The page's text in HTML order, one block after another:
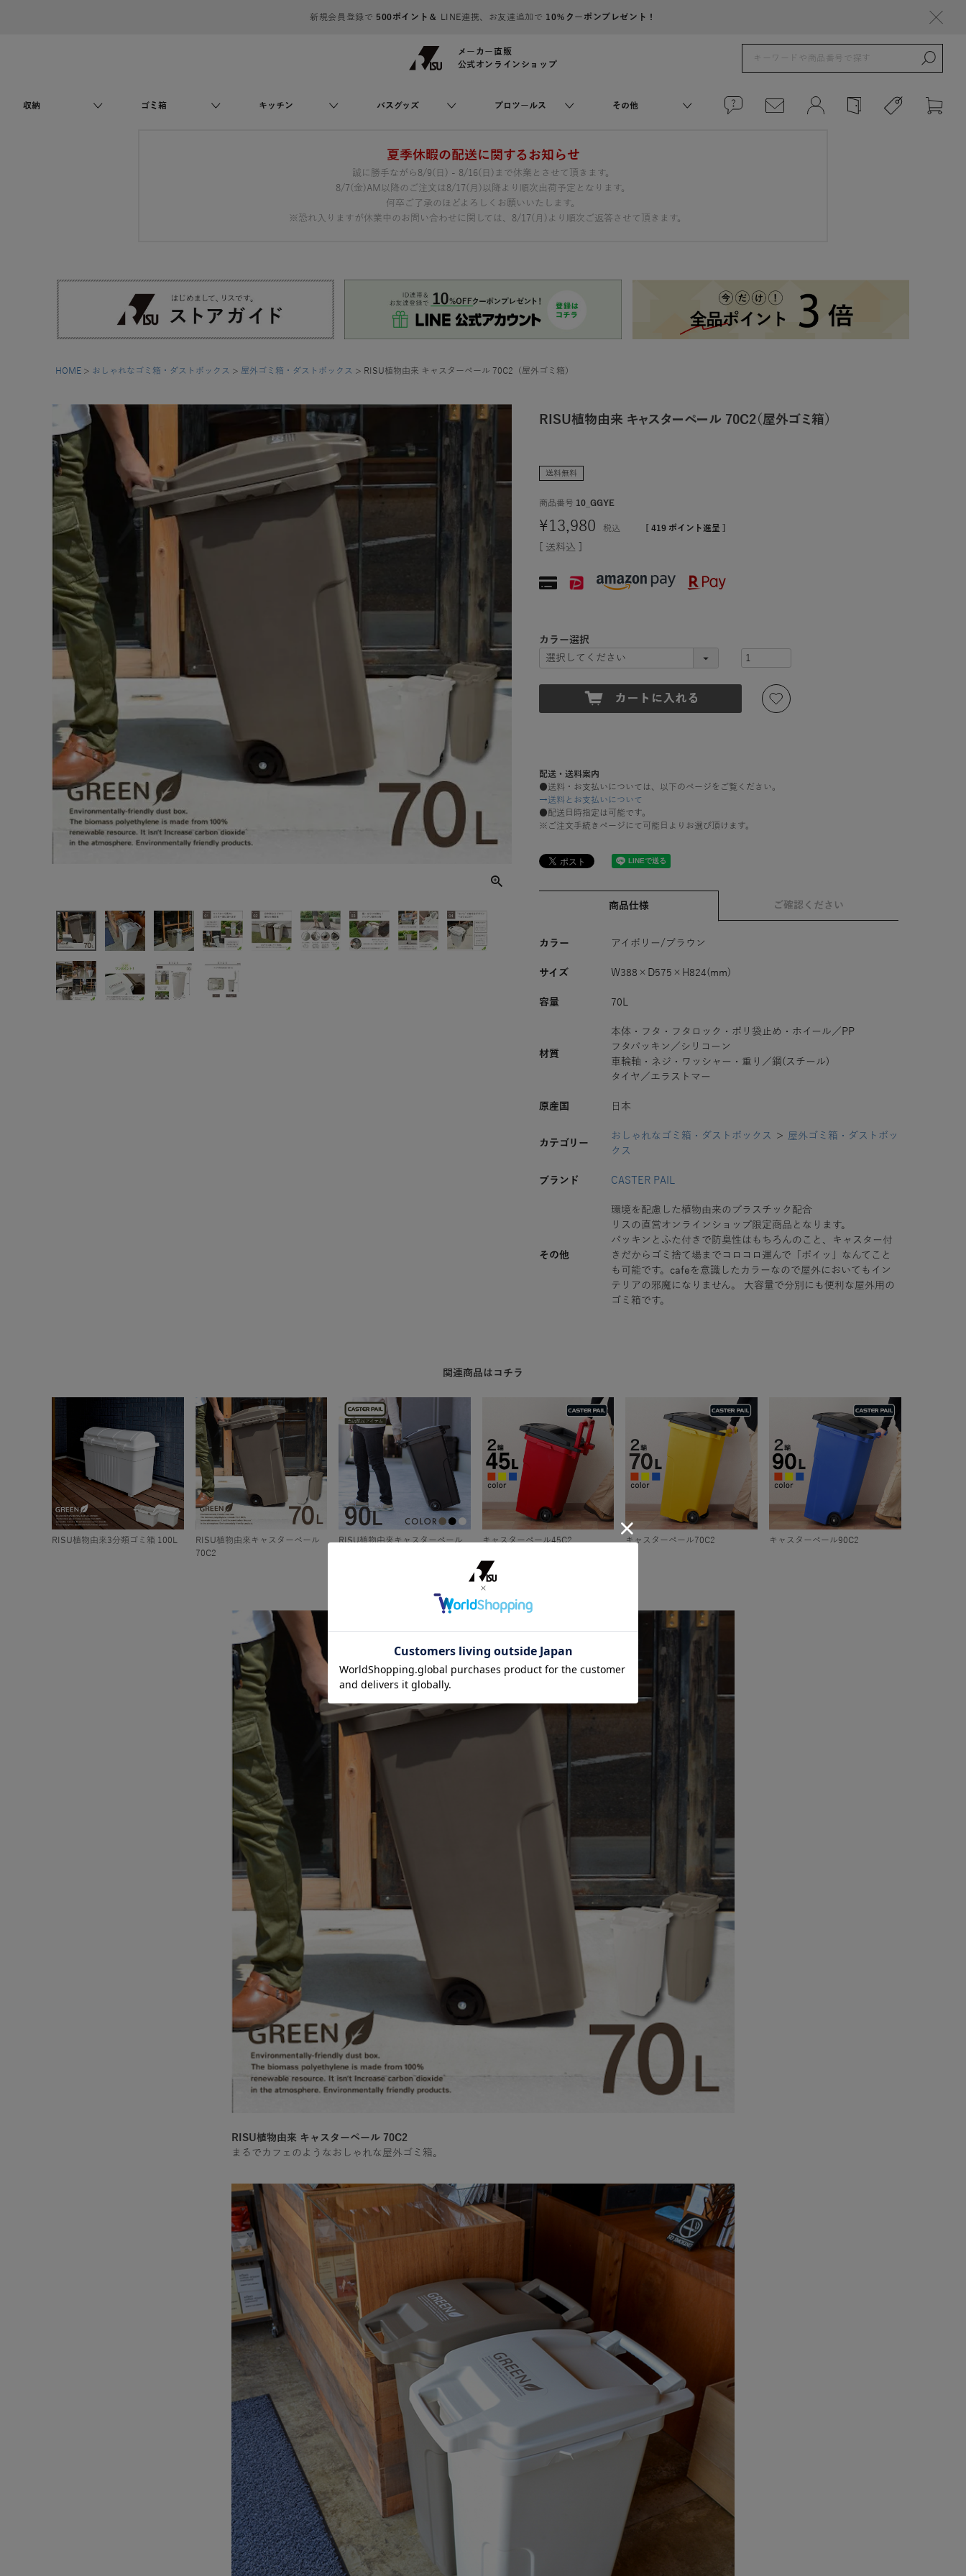
新規会員登録で 500ポイント＆ LINE連携、お友達追加で 10％クーポンプレゼント！
メーカー直販
公式オンラインショップ
収納 ゴミ箱 キッチン バスグッズ プロツールス その他
夏季休暇の配送に関するお知らせ
誠に勝手ながら8/9(日) - 8/16(日)まで休業とさせて頂きます。
8/7(金)AM以降のご注文は8/17(月)以降より順次出荷予定となります。
何卒ご了承のほどよろしくお願いいたします。
※恐れ入りますが休業中のお問い合わせに関しては、8/17(月)より順次ご返答させて頂きます。
HOME おしゃれなゴミ箱・ダストボックス 屋外ゴミ箱・ダストボックス RISU植物由来 キャスターペール 70C2（屋外ゴミ箱）
RISU植物由来 キャスターペール 70C2（屋外ゴミ箱）
送料無料
商品番号 10_GGYE
¥13,980 税込 419 ポイント進呈 ]
送料込
カラー選択
配送・送料案内
●送料・お支払いについては、以下のページをご覧ください。
→送料とお支払いについて
●配送日時指定は可能です。
※ご注文手続きページにて可能日よりお選び頂けます。
商品仕様 ご確認ください
カラー アイボリー/ブラウン
サイズ W388×D575×H824(mm)
容量 70L
材質
本体・フタ・フタロック・ポリ袋止め・ホイール／PP
フタパッキン／シリコーン
車輪軸・ネジ・ワッシャー・重り／鋼(スチール)
タイヤ／エラストマー
原産国 日本
カテゴリー
おしゃれなゴミ箱・ダストボックス ＞ 屋外ゴミ箱・ダストボッ
クス
ブランド CASTER PAIL
その他
環境を配慮した植物由来のプラスチック配合
リスの直営オンラインショップ限定商品となります。
パッキンとふた付きで防臭性はもちろんのこと、キャスター付
きだからゴミ捨て場までコロコロ運んで「ポイッ」なんてこと
も可能です。cafeを意識したカラーなので屋外においてもイン
テリアの邪魔になりません。
大容量で分別にも便利な屋外用の
ゴミ箱です。
関連商品はコチラ
RISU植物由来3分類ゴミ箱 100L
RISU植物由来キャスターペール
70C2
RISU植物由来キャスターペール
キャスターペール45C2 キャスターペール70C2 キャスターペール90C2
RISU植物由来 キャスターペール 70C2
まるでカフェのようなおしゃれな屋外ゴミ箱。